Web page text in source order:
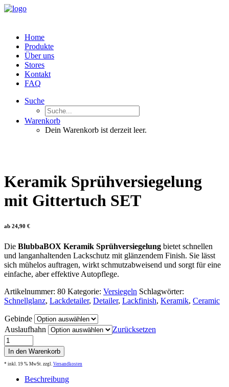
Home
Produkte
Über uns
Stores
Kontakt
FAQ
Suche
Warenkorb
Dein Warenkorb ist derzeit leer.
Keramik Sprühversiegelung
mit Gittertuch SET
ab 24,90 €
Die BlubbaBOX Keramik Sprühversiegelung bietet schnellen
und langanhaltenden Lackschutz mit glänzendem Finish. Sie lässt
sich mühelos auftragen, wirkt schmutzabweisend und sorgt für eine
einfache, aber effektive Autopflege.
Artikelnummer: 80 Kategorie: Versiegeln Schlagwörter:
Schnellglanz, Lackdetailer, Detailer, Lackfinish, Keramik, Ceramic
Gebinde
Auslaufhahn
Zurücksetzen
Keramik
Sprühversiegelung
mit
Gittertuch
In den Warenkorb
* inkl. 19 % MwSt. zzgl. Versandkosten
Beschreibung